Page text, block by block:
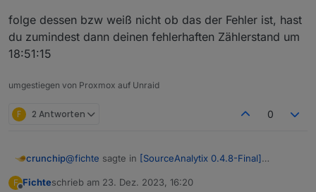
folge dessen bzw weiß nicht ob das der Fehler ist, hast
du zumindest dann deinen fehlerhaften Zählerstand um
18:51:15
umgestiegen von Proxmox auf Unraid
F 2 Antworten 0
crunchip@fichte sagte in [SourceAnalytix 0.4.8-Final]
F Fichteschrieb am 23. Dez. 2023, 16:20
zuletzt editiert von